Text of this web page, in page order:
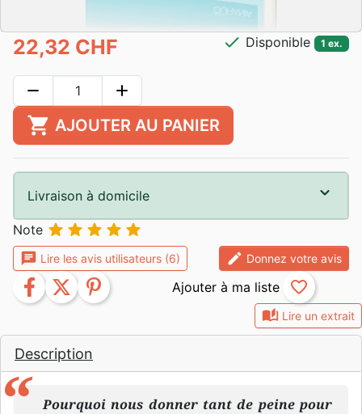
auto_stories Lire un extrait
Description
Pourquoi nous donner tant de peine pour
22,32 CHF check Disponible 1 ex.
remove add
shopping_cart AJOUTER AU PANIER
Livraison à domicile
Note     
chat Lire les avis utilisateurs (6) edit Donnez votre avis
facebook twitter pinterest favorite_border